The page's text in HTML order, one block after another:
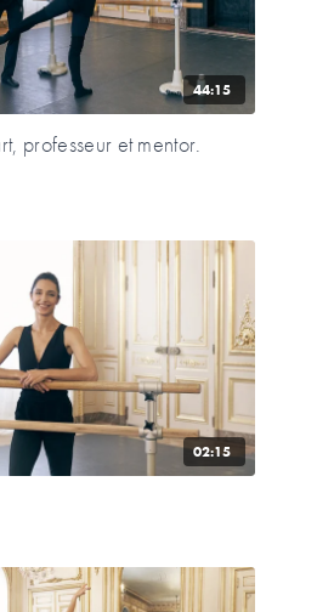
44:15
professeur et mentor.
02:15